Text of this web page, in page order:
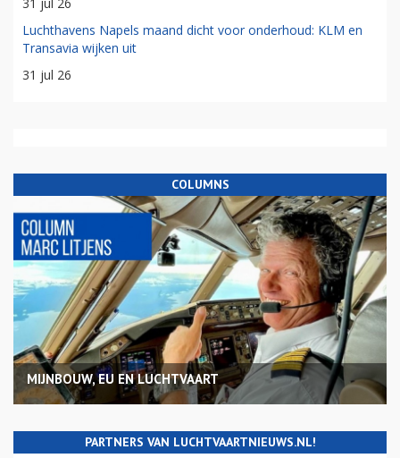
Luchthavens Napels maand dicht voor onderhoud: KLM en
Transavia wijken uit
31 jul 26
COLUMNS
MIJNBOUW, EU EN LUCHTVAART
PARTNERS VAN LUCHTVAARTNIEUWS.NL!